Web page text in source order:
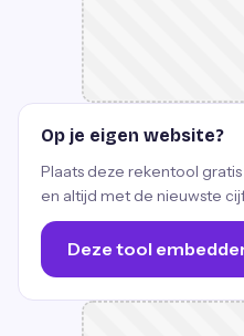
Op je eigen website?
Plaats deze rekentool
en altijd met de nieuwste
Deze tool